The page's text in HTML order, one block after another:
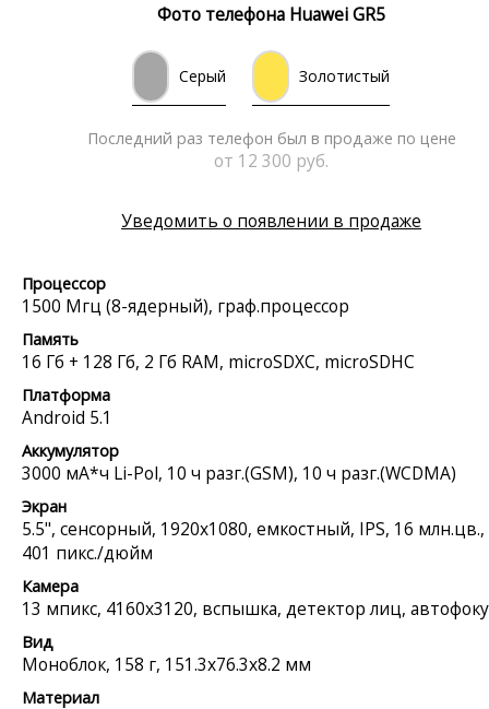
Фото телефона Huawei GR5
Серый Золотистый
Последний раз телефон был в продаже по цене
от 12 300 руб.
Уведомить о появлении в продаже
Процессор
1500 Мгц (8-ядерный), граф.процессор
Память
16 Гб + 128 Гб, 2 Гб RAM, microSDXC, microSDHC
Платформа
Android 5.1
Аккумулятор
3000 мА*ч Li-Pol, 10 ч разг.(GSM), 10 ч разг.(WCDMA)
Экран
5.5", сенсорный, 1920x1080, емкостный, IPS, 16 млн.цв.,
401 пикс./дюйм
Камера
13 мпикс, 4160x3120, вспышка, детектор лиц,
Вид
Моноблок, 158 г, 151.3x76.3x8.2 мм
Материал